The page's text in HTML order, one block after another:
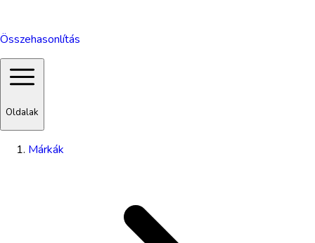
Összehasonlítás
Oldalak
Márkák